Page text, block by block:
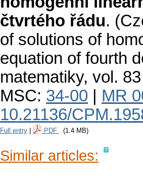
čtvrtého řádu.
of solutions of
equation of fourth
matematiky, vol.
MSC: 34-00
MR
10.21136/
Full entry PDF (1.4 MB)
Similar articles: